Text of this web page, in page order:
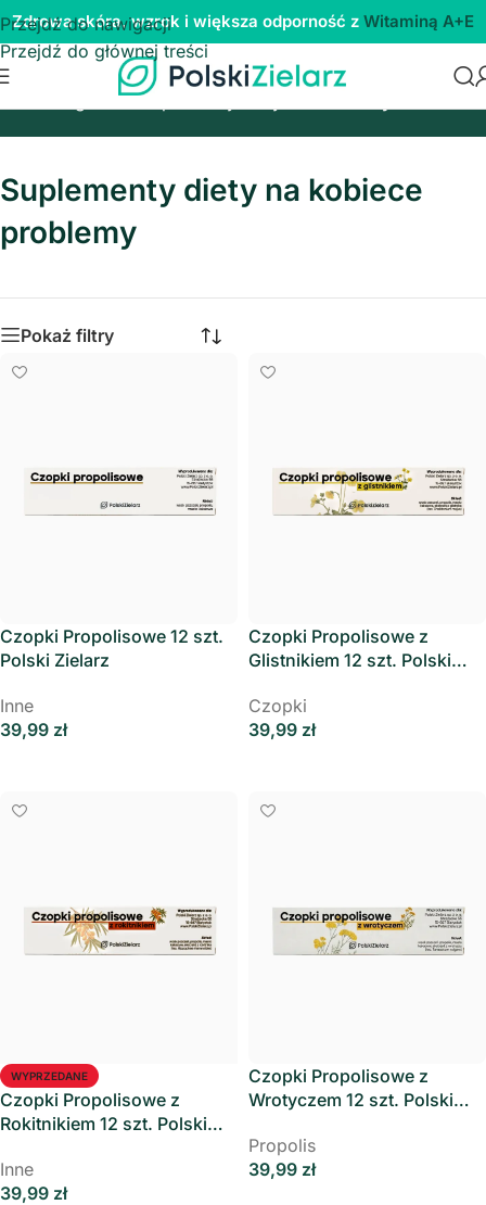
Przejdź do nawigacji
Przejdź do głównej treści
Zdrowa skóra, wzrok i większa odporność z Witaminą A+E
Strona główna/Suplementy diety na
Suplementy diety na kobiece
problemy
Pokaż filtry
Czopki Propolisowe 12 szt.
Polski Zielarz
Inne
39,99 zł
Czopki Propolisowe z
Glistnikiem 12 szt. Polski
Czopki
39,99 zł
WYPRZEDANE
Czopki Propolisowe z
Rokitnikiem 12 szt. Polski
Inne
39,99 zł
Czopki Propolisowe z
Wrotyczem 12 szt. Polski
Propolis
39,99 zł